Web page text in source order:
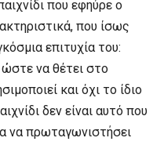
που εφηύρε ο
που ίσως
επιτυχία του:
να θέτει στο
και όχι το ίδιο
δεν είναι αυτό που
να πρωταγωνιστήσει